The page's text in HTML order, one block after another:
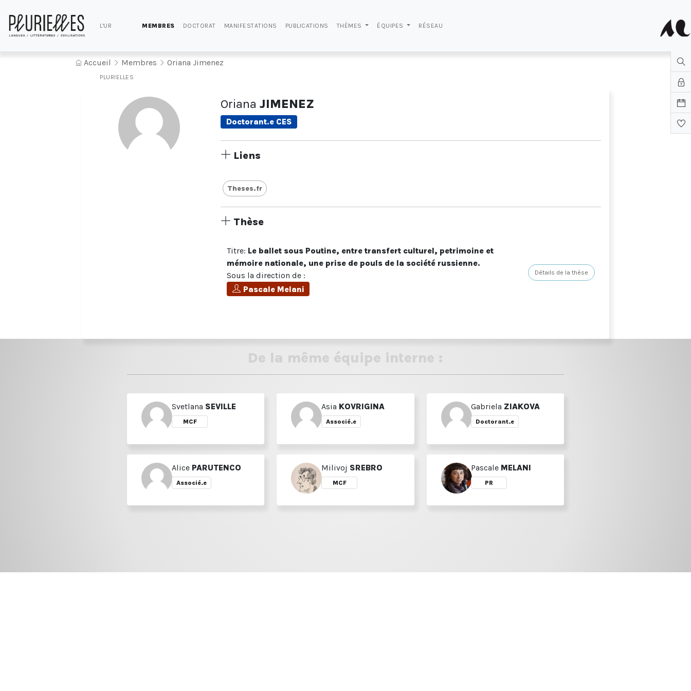
L'UR
PLURIELLES
MEMBRES DOCTORAT MANIFESTATIONS PUBLICATIONS THÈMES ÉQUIPES RÉSEAU
Accueil Membres Oriana Jimenez
OrianaJIMENEZ
Doctorant.e CES
Liens
Theses.fr
Thèse
Titre: Le ballet sous Poutine, entre transfert culturel, petrimoine et
mémoire nationale, une prise de pouls de la société russienne.
Sous la direction de :
Pascale Melani
Détails de la thèse
De la même équipe interne :
Svetlana SEVILLE
MCF
Asia KOVRIGINA
Associé.e
Gabriela ZIAKOVA
Doctorant.e
Alice PARUTENCO
Associé.e
Milivoj SREBRO
MCF
Pascale MELANI
PR